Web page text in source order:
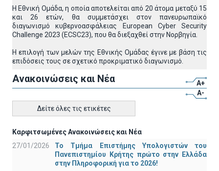
Η Εθνική Ομάδα, η οποία αποτελείται από 20 άτομα μεταξύ 15
και 26 ετών, θα συμμετάσχει στον πανευρωπαϊκό
διαγωνισμό κυβερνοασφάλειας European Cyber Security
Challenge 2023 (ECSC23), που θα διεξαχθεί στην Νορβηγία.
Η επιλογή των μελών της Εθνικής Ομάδας έγινε με βάση τις
επιδόσεις τους σε σχετικό προκριματικό διαγωνισμό.
Ανακοινώσεις και Νέα
A+
A-
Δείτε όλες τις ετικέτες
Καρφιτσωμένες Ανακοινώσεις και Νέα
27/01/2026
Το Τμήμα Επιστήμης Υπολογιστών του
Πανεπιστημίου Κρήτης πρώτο στην Ελλάδα
στην Πληροφορική για το 2026!